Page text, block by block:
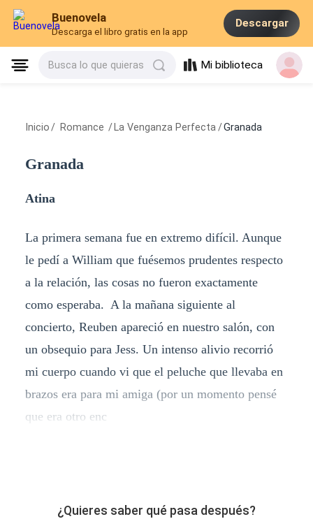
Buenovela
Descarga el libro gratis en la app
Descargar
Busca lo que quieras Mi biblioteca
Inicio / Romance / La Venganza Perfecta /Granada
Granada
Atina
La primera semana fue en extremo difícil. Aunque
le pedí a William que fuésemos prudentes respecto
a la relación, las cosas no fueron exactamente
como esperaba. A la mañana siguiente al
concierto, Reuben apareció en nuestro salón, con
un obsequio para Jess. Un intenso alivio recorrió
mi cuerpo cuando vi que el peluche que llevaba en
brazos era para mi amiga (por un momento pensé
que era otro enc
¿Quieres saber qué pasa después?